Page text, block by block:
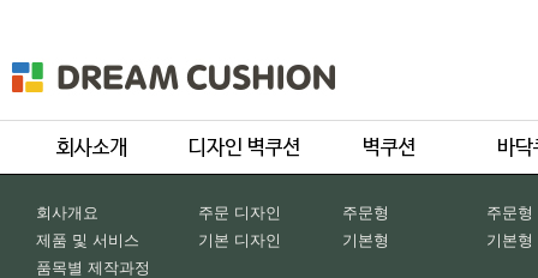
회사개요
제품 및 서비스
품목별 제작과정
주문 디자인
기본 디자인
주문형
기본형
주문형
기본형